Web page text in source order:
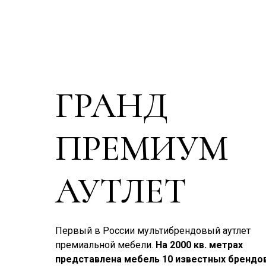
ГРАНД
ПРЕМИУМ
АУТЛЕТ
Первый в России мультибрендовый аутлет
премиальной мебели. На 2000 кв. метрах
представлена мебель 10 известных